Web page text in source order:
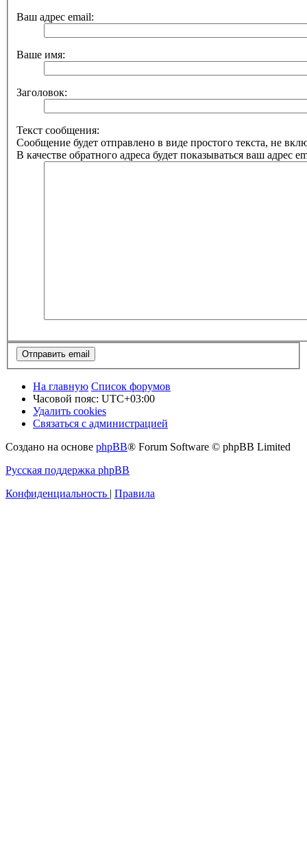
Ваш адрес email:
Ваше имя:
Заголовок:
Текст сообщения:
Сообщение будет отправлено в виде простого текста, не
В качестве обратного адреса будет показываться ваш адрес
На главную Список форумов
Часовой пояс: UTC+03:00
Удалить cookies
Связаться с администрацией
Создано на основе phpBB® Forum Software © phpBB Limited
Русская поддержка phpBB
Конфиденциальность
Правила